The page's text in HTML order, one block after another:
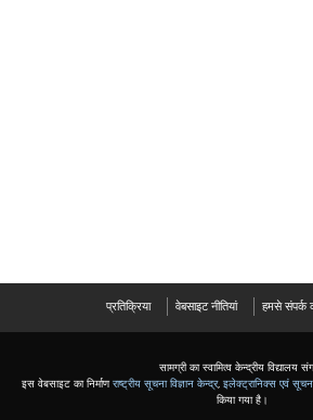
प्रतिक्रिया वेबसाइट नीतियां हमसे संपर्क
सामग्री का स्वामित्व केन्द्रीय विद्यालय
इस वेबसाइट का निर्माणराष्ट्रीय सूचना विज्ञान केन्द्र, इलेक्ट्रानिक्स एवं सूचना
किया गया है।